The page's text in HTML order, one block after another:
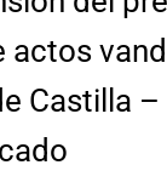
actos
Castilla –